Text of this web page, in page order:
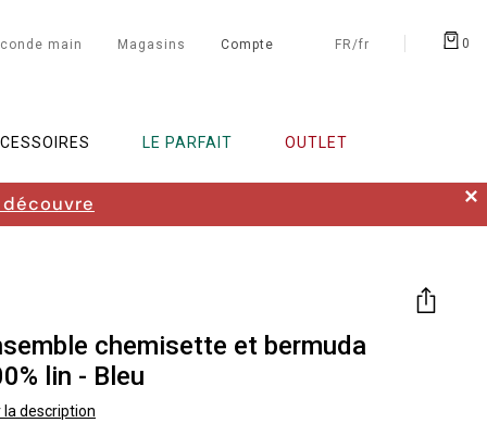
main Magasins Compte FR/fr 0
LE PARFAIT OUTLET
✕
chemisette et bermuda
lin - Bleu
la description